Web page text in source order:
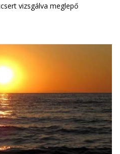
vizsgálva meglepő